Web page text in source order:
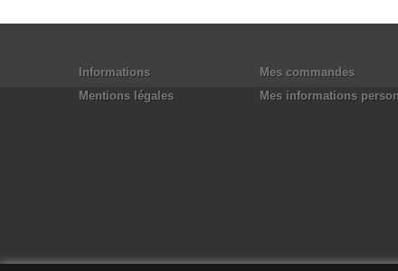
Informations
Mentions légales
Mes commandes
Mes informations